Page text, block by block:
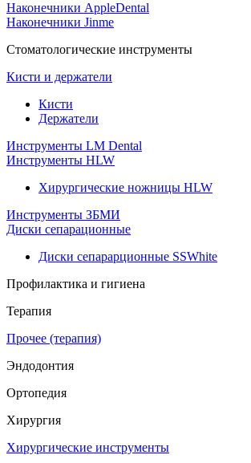
Наконечники AppleDental
Наконечники Jinme
Стоматологические инструменты
Кисти и держатели
Кисти
Держатели
Инструменты LM Dental
Инструменты HLW
Хирургические ножницы HLW
Инструменты ЗБМИ
Диски сепарационные
Диски сепарарционные SSWhite
Профилактика и гигиена
Терапия
Прочее (терапия)
Эндодонтия
Ортопедия
Хирургия
Хирургические инструменты